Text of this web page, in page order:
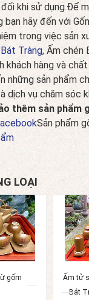
khi sử dụng.Để
bạn hãy đến với
trong việc sản
Tràng, Ấm chén
khách hàng và
những sản phẩm
dịch vụ chăm sóc
thêm sản phẩm
Sản phẩm
LOẠI
gốm Ấm tử
Bát